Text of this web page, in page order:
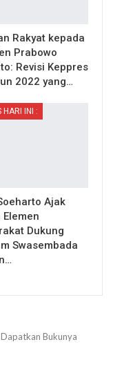
Rakyat kepada
Prabowo
Revisi Keppres
2022 yang…
HARI INI :
Ajak
Elemen
Dukung
Swasembada
Dapatkan Bukunya